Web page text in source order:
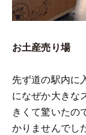
お土産売り場
先ず道の駅内に
になぜか大きな
きくて驚いたの
かりませんでし